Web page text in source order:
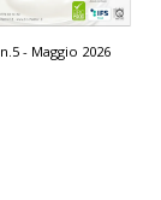
n.5 - Maggio 2026